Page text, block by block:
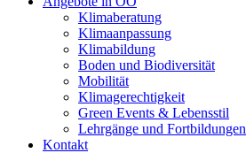
Klimaberatung
Klimaanpassung
Klimabildung
Boden und Biodiversität
Mobilität
Klimagerechtigkeit
Green Events & Lebensstil
Lehrgänge und Fortbildungen
Kontakt